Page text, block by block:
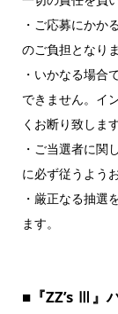
・ご応募にかか
のご負担となり
・いかなる場合
できません。イ
くお断り致します
・ご当選者に関
に必ず従うよう
・厳正なる抽選
ます。
■『ZZ’s Ⅲ』